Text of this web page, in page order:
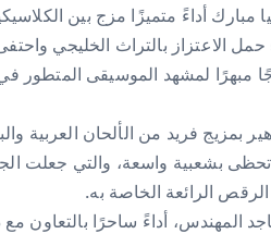
مبارك أداءً متميزًا مزج بين
الاعتزاز بالتراث الخليجي
مبهرًا لمشهد الموسيقى المتطور في
بمزيج فريد من الألحان العربية
تحظى بشعبية واسعة، والتي جعلت
الرائعة الخاصة به.
المهندس، أداءً ساحرًا